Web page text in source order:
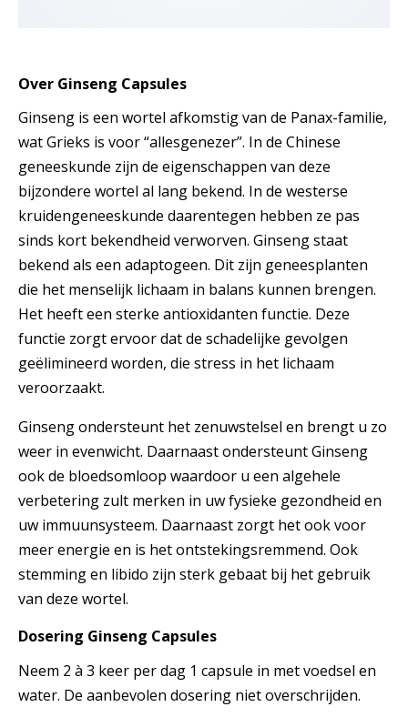
Over Ginseng Capsules
Ginseng is een wortel afkomstig van de Panax-familie,
wat Grieks is voor “allesgenezer”. In de Chinese
geneeskunde zijn de eigenschappen van deze
bijzondere wortel al lang bekend. In de westerse
kruidengeneeskunde daarentegen hebben ze pas
sinds kort bekendheid verworven. Ginseng staat
bekend als een adaptogeen. Dit zijn geneesplanten
die het menselijk lichaam in balans kunnen brengen.
Het heeft een sterke antioxidanten functie. Deze
functie zorgt ervoor dat de schadelijke gevolgen
geëlimineerd worden, die stress in het lichaam
veroorzaakt.
Ginseng ondersteunt het zenuwstelsel en brengt u zo
weer in evenwicht. Daarnaast ondersteunt Ginseng
ook de bloedsomloop waardoor u een algehele
verbetering zult merken in uw fysieke gezondheid en
uw immuunsysteem. Daarnaast zorgt het ook voor
meer energie en is het ontstekingsremmend. Ook
stemming en libido zijn sterk gebaat bij het gebruik
van deze wortel.
Dosering Ginseng Capsules
Neem 2 à 3 keer per dag 1 capsule in met voedsel en
water. De aanbevolen dosering niet overschrijden.